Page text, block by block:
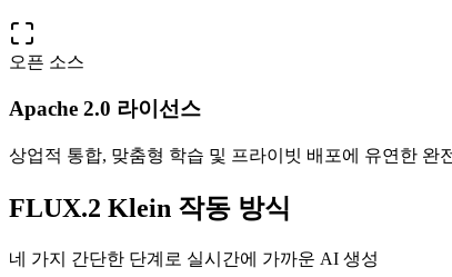
오픈 소스
Apache 2.0 라이선스
상업적 통합, 맞춤형 학습 및 프라이빗 배포에 유연한 완
FLUX.2 Klein 작동 방식
네 가지 간단한 단계로 실시간에 가까운 AI 생성